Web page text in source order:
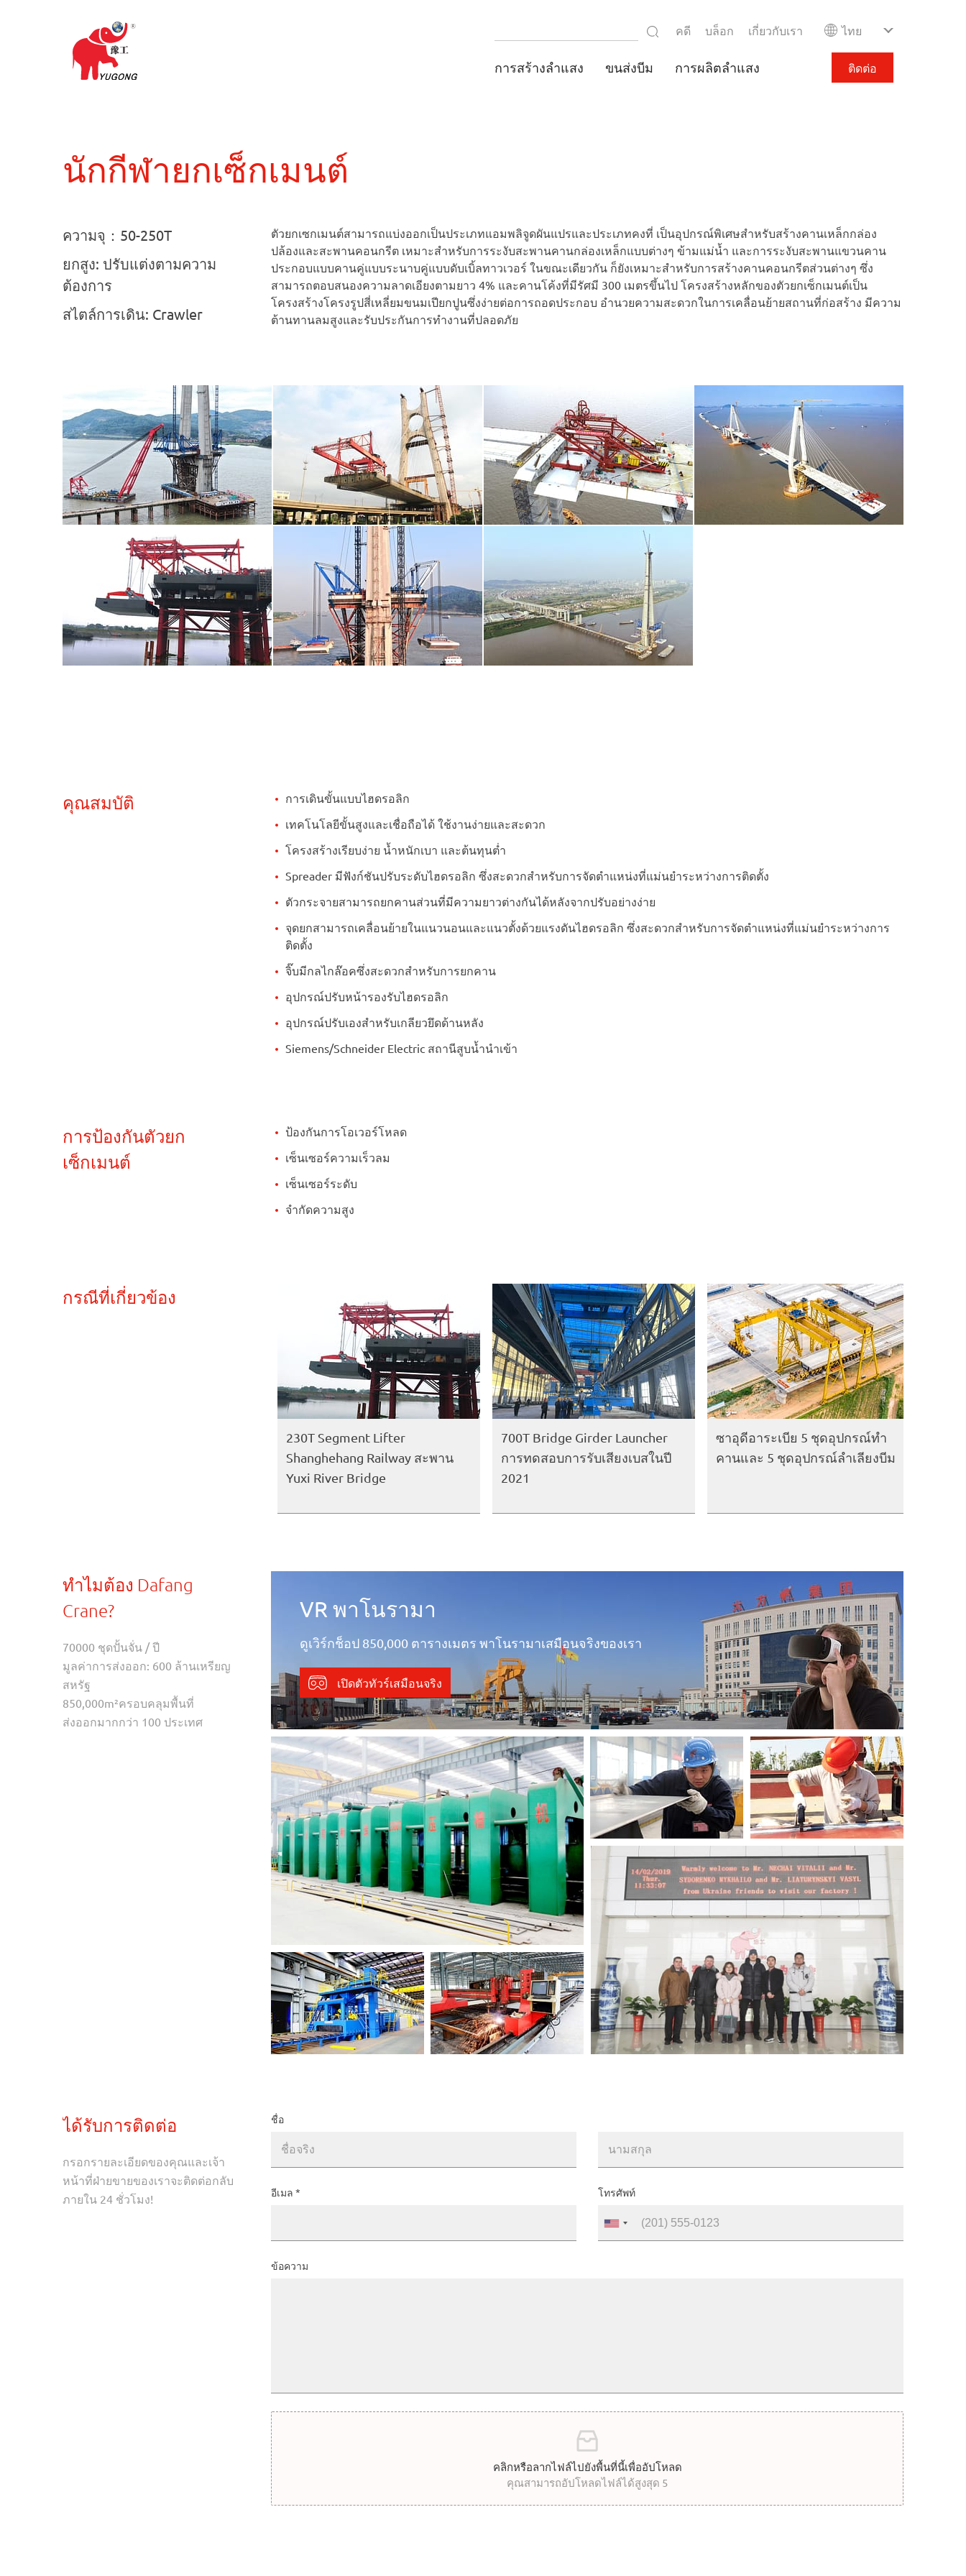
ไทย
คดี บล็อก เกี่ยวกับเรา
การสร้างลำแสง ขนส่งบีม การผลิตลำแสง ติดต่อ
นักกีฬายกเซ็กเมนต์
ความจุ：50-250T
ยกสูง: ปรับแต่งตามความ
ต้องการ
สไตล์การเดิน: Crawler
ตัวยกเซกเมนต์สามารถแบ่งออกเป็นประเภทแอมพลิจูดผันแปรและประเภทคงที่ เป็นอุปกรณ์พิเศษสำหรับสร้างคานเหล็กกล่อง
ปล้องและสะพานคอนกรีต เหมาะสำหรับการระงับสะพานคานกล่องเหล็กแบบต่างๆ ข้ามแม่น้ำ และการระงับสะพานแขวนคาน
ประกอบแบบคานคู่แบบระนาบคู่แบบดับเบิ้ลทาวเวอร์ ในขณะเดียวกัน ก็ยังเหมาะสำหรับการสร้างคานคอนกรีตส่วนต่างๆ ซึ่ง
สามารถตอบสนองความลาดเอียงตามยาว 4% และคานโค้งที่มีรัศมี 300 เมตรขึ้นไป โครงสร้างหลักของตัวยกเซ็กเมนต์เป็น
โครงสร้างโครงรูปสี่เหลี่ยมขนมเปียกปูนซึ่งง่ายต่อการถอดประกอบ อำนวยความสะดวกในการเคลื่อนย้ายสถานที่ก่อสร้าง มีความ
ต้านทานลมสูงและรับประกันการทำงานที่ปลอดภัย
คุณสมบัติ
การเดินขั้นแบบไฮดรอลิก
เทคโนโลยีขั้นสูงและเชื่อถือได้ ใช้งานง่ายและสะดวก
โครงสร้างเรียบง่าย น้ำหนักเบา และต้นทุนต่ำ
Spreader มีฟังก์ชันปรับระดับไฮดรอลิก ซึ่งสะดวกสำหรับการจัดตำแหน่งที่แม่นยำระหว่างการติดตั้ง
ตัวกระจายสามารถยกคานส่วนที่มีความยาวต่างกันได้หลังจากปรับอย่างง่าย
จุดยกสามารถเคลื่อนย้ายในแนวนอนและแนวตั้งด้วยแรงดันไฮดรอลิก ซึ่งสะดวกสำหรับการจัดตำแหน่งที่แม่นยำระหว่างการ
ติดตั้ง
จิ๊บมีกลไกล๊อคซึ่งสะดวกสำหรับการยกคาน
อุปกรณ์ปรับหน้ารองรับไฮดรอลิก
อุปกรณ์ปรับเองสำหรับเกลียวยึดด้านหลัง
Siemens/Schneider Electric สถานีสูบน้ำนำเข้า
การป้องกันตัวยก
เซ็กเมนต์
ป้องกันการโอเวอร์โหลด
เซ็นเซอร์ความเร็วลม
เซ็นเซอร์ระดับ
จำกัดความสูง
กรณีที่เกี่ยวข้อง
230T Segment Lifter
Shanghehang Railway สะพาน
Yuxi River Bridge
700T Bridge Girder Launcher
การทดสอบการรับเสียงเบสในปี
2021
ซาอุดีอาระเบีย 5 ชุดอุปกรณ์ทำ
คานและ 5 ชุดอุปกรณ์ลำเลียงบีม
ทำไมต้อง Dafang
Crane?
70000 ชุดปั้นจั่น / ปี
มูลค่าการส่งออก: 600 ล้านเหรียญ
สหรัฐ
850,000m²ครอบคลุมพื้นที่
ส่งออกมากกว่า 100 ประเทศ
VR พาโนรามา
ดูเวิร์กช็อป 850,000 ตารางเมตร พาโนรามาเสมือนจริงของเรา
เปิดตัวทัวร์เสมือนจริง
ได้รับการติดต่อ
กรอกรายละเอียดของคุณและเจ้า
หน้าที่ฝ่ายขายของเราจะติดต่อกลับ
ภายใน 24 ชั่วโมง!
ชื่อ
อีเมล * โทรศัพท์
ข้อความ
คลิกหรือลากไฟล์ไปยังพื้นที่นี้เพื่ออัปโหลด
คุณสามารถอัปโหลดไฟล์ได้สูงสุด 5